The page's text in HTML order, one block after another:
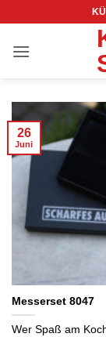
springen
Messerset 8047
Wer Spaß am
26
Juni